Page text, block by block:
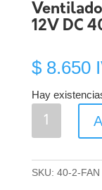
12V DC
$8.650
Hay
Ventilador
4010
SKU: 40-2-FAN